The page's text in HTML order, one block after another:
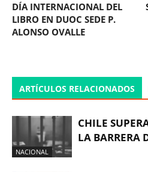
DÍA INTERNACIONAL DEL
LIBRO EN DUOC SEDE P.
ALONSO OVALLE
ARTÍCULOS RELACIONADOS
NACIONAL
CHILE
LA BARRERA